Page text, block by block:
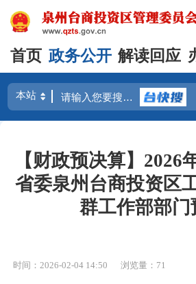
首页 政务公开 解读回应
【财政预决算】2026
省委泉州台商投资区
群工作部部门
时间：2026-02-04 14:50 浏览量： 71